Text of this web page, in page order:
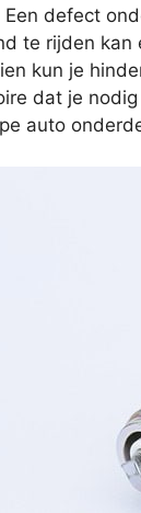
Een defect
te rijden kan
kun je
dat je
auto